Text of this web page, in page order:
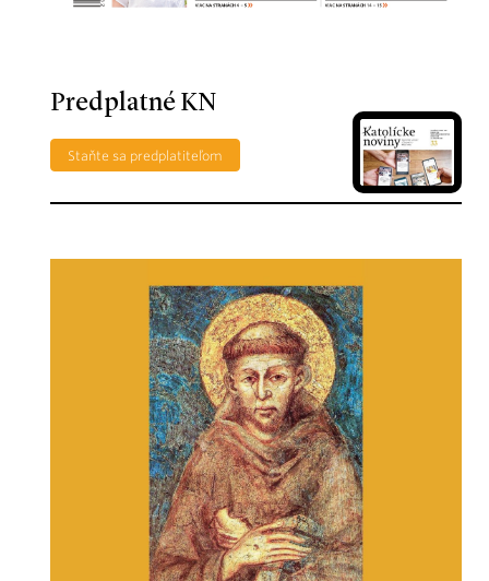
Predplatné KN
Staňte sa predplatiteľom